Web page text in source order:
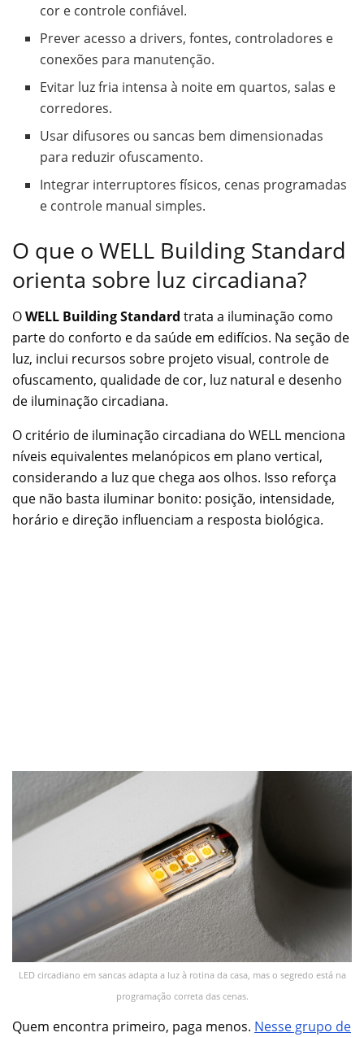
cor e controle confiável.
Prever acesso a drivers, fontes, controladores e
conexões para manutenção.
Evitar luz fria intensa à noite em quartos, salas e
corredores.
Usar difusores ou sancas bem dimensionadas
para reduzir ofuscamento.
Integrar interruptores físicos, cenas programadas
e controle manual simples.
O que o WELL Building Standard
orienta sobre luz circadiana?
OWELL Building Standard trata a iluminação como
parte do conforto e da saúde em edifícios. Na seção de
luz, inclui recursos sobre projeto visual, controle de
ofuscamento, qualidade de cor, luz natural e desenho
de iluminação circadiana.
O critério de iluminação circadiana do WELL menciona
níveis equivalentes melanópicos em plano vertical,
considerando a luz que chega aos olhos. Isso reforça
que não basta iluminar bonito: posição, intensidade,
horário e direção influenciam a resposta biológica.
LED circadiano em sancas adapta a luz à rotina da casa, mas o segredo está na
programação correta das cenas.
Quem encontra primeiro, paga menos. Nesse grupo de